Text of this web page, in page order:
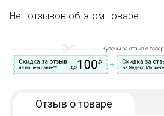
Нет отзывов об этом товаре.
Отзыв о товаре